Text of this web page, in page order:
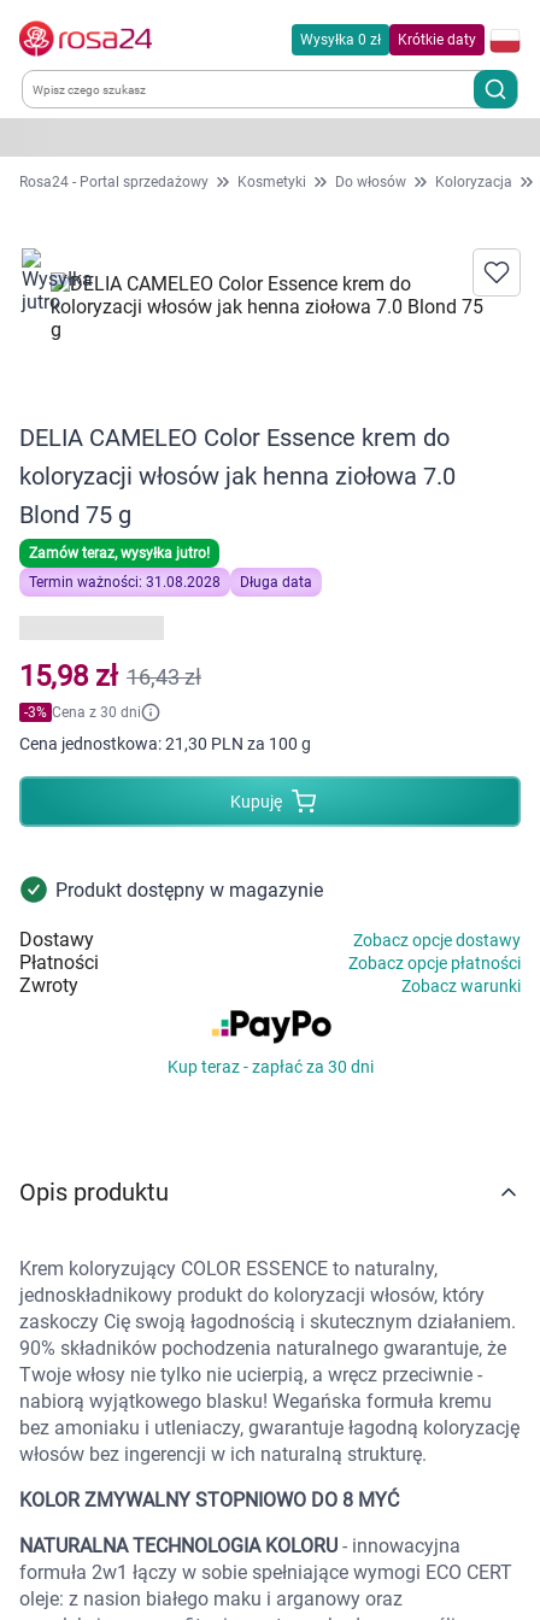
Wysyłka 0 zł Krótkie daty
Kategorie
Dla zwierząt
Kobieta w ciąży i mama
Dziecko
Kosmetyki
Motoryzacja
Rosa24 - Portal sprzedażowy Kosmetyki Do włosów Koloryzacja
DELIA CAMELEO Color Essence krem do
koloryzacji włosów jak henna ziołowa 7.0
Blond 75 g
Zamów teraz, wysyłka jutro!
Termin ważności: 31.08.2028
Długa data
15,98 zł 16,43 zł
-3% Cena z 30 dni
Cena jednostkowa:21,30 PLN za 100 g
Kupuję
Produkt dostępny w magazynie
Dostawy Zobacz opcje dostawy
Płatności Zobacz opcje płatności
Zwroty Zobacz warunki
Kup teraz - zapłać za 30 dni
Opis produktu
Krem koloryzujący COLOR ESSENCE to naturalny,
jednoskładnikowy produkt do koloryzacji włosów, który
zaskoczy Cię swoją łagodnością i skutecznym działaniem.
90% składników pochodzenia naturalnego gwarantuje, że
Twoje włosy nie tylko nie ucierpią, a wręcz przeciwnie -
nabiorą wyjątkowego blasku! Wegańska formuła kremu
bez amoniaku i utleniaczy, gwarantuje łagodną koloryzację
włosów bez ingerencji w ich naturalną strukturę.
KOLOR ZMYWALNY STOPNIOWO DO 8 MYĆ
NATURALNA TECHNOLOGIA KOLORU - innowacyjna
formuła 2w1 łączy w sobie spełniające wymogi ECO CERT
oleje: z nasion białego maku i arganowy oraz